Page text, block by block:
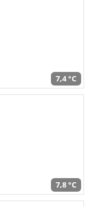
7,4 °C
7,8 °C